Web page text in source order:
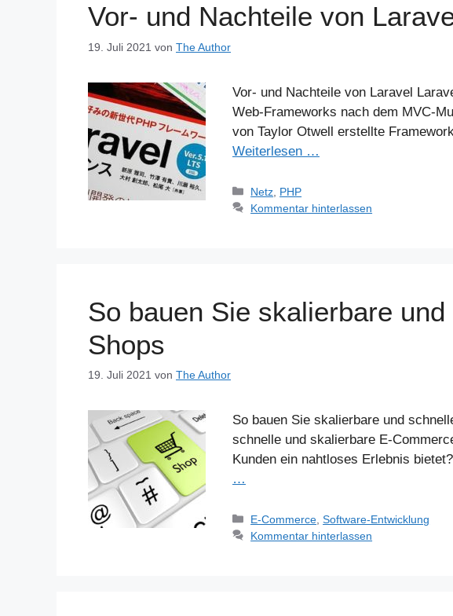
Vor- und Nachteile von
19. Juli 2021 von The Author
Vor- und Nachteile von Laravel
Web-Frameworks nach dem MVC-
von Taylor Otwell erstellte
Weiterlesen …
Kategorien
Netz PHP
Kommentar hinterlassen
So bauen Sie skalierbare
Shops
19. Juli 2021 von The Author
So bauen Sie skalierbare und
schnelle und skalierbare E-
Kunden ein nahtloses Erlebnis
…
Kategorien
E-Commerce ,Software-Entwicklung
Kommentar hinterlassen